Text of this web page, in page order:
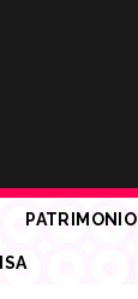
PATRIMONIO